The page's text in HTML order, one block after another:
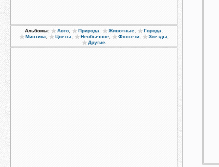
Альбомы: Авто Природа Животные Города
Мистика Цветы Необычное Фэнтези Звезды
Другие.